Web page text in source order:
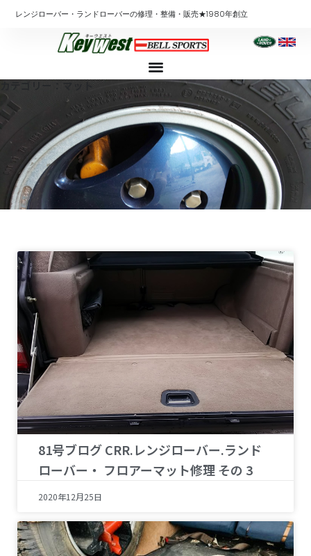
ッ
プ
レンジローバー・ランドローバーの修理・整備・販売★1980年創立
カテゴリー：マット
81号ブログ CRR.レンジローバー.ランド
ローバー・ フロアーマット修理 その 3
2020年12月25日